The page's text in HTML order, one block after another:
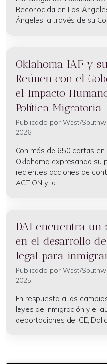
Reconocida en Los
Ángeles, a través de su
Oklahoma IAF y
Reúnen con el
el Impacto
Política Migratoria
Publicado por West/
2026
Con más de 650 cartas
Oklahoma expresando su
recientes acciones de
ACTION y la...
DAI encuentra un
en el desarrollo
legal para
Publicado por West/
2025
En respuesta a los
leyes de inmigración y el
deportaciones de ICE,